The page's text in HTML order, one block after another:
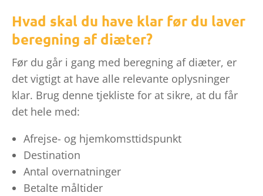
Hvad skal du have klar før du laver
beregning af diæter?
Før du går i gang med beregning af diæter, er
det vigtigt at have alle relevante oplysninger
klar. Brug denne tjekliste for at sikre, at du får
det hele med:
Afrejse- og hjemkomsttidspunkt
Destination
Antal overnatninger
Betalte måltider